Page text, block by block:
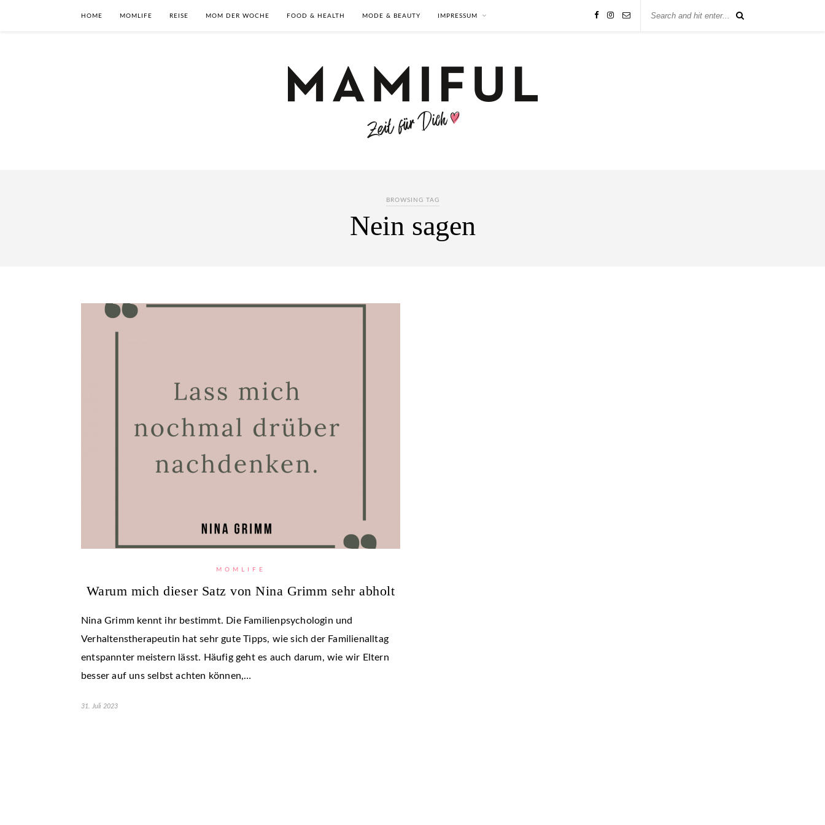
HOME MOMLIFE REISE MOM DER WOCHE FOOD & HEALTH MODE & BEAUTY IMPRESSUM
BROWSING TAG
Nein sagen
MOMLIFE
Warum mich dieser Satz von Nina Grimm sehr abholt
Nina Grimm kennt ihr bestimmt. Die Familienpsychologin und
Verhaltenstherapeutin hat sehr gute Tipps, wie sich der Familienalltag
entspannter meistern lässt. Häufig geht es auch darum, wie wir Eltern
besser auf uns selbst achten können,…
31. Juli 2023